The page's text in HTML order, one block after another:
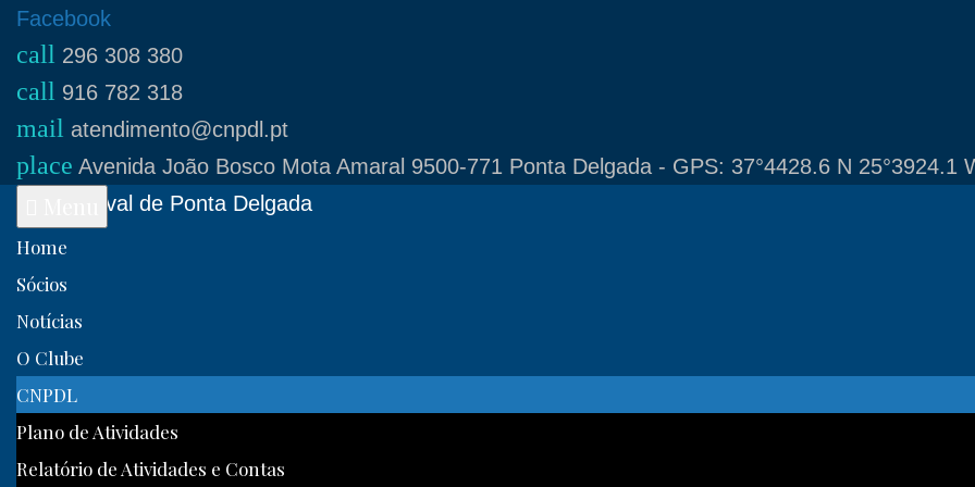
Skip
content
Facebook
call 296 308 380
call 916 782 318
mail atendimento@cnpdl.pt
place Avenida João Bosco Mota Amaral 9500-771 Ponta Delgada - GPS: 37°4428.6 N 25°3924.1
Clube Naval de Ponta Delgada
Home
Sócios
Notícias
O Clube
CNPDL
Plano de Atividades
Relatório de Atividades e Contas